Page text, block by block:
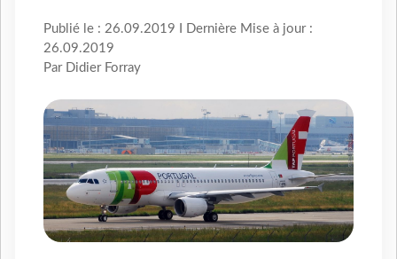
Publié le : 26.09.2019 I Dernière Mise à jour :
26.09.2019
Par Didier Forray